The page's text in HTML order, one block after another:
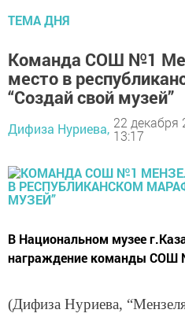
ТЕМА ДНЯ
Команда СОШ №1
место в
“Создай свой музей”
Дифиза Нуриева, 22 декабря
13:17
В Национальном музее
награждение команды СОШ
(Дифиза Нуриева,